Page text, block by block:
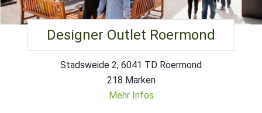
Designer Outlet Roermond
Stadsweide 2, 6041 TD Roermond
218 Marken
Mehr Infos